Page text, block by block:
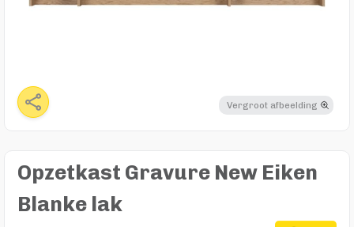
Vergroot afbeelding
Opzetkast Gravure New Eiken
Blanke lak